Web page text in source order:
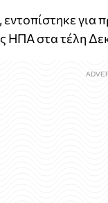
ΗΠΑ στα τέλη